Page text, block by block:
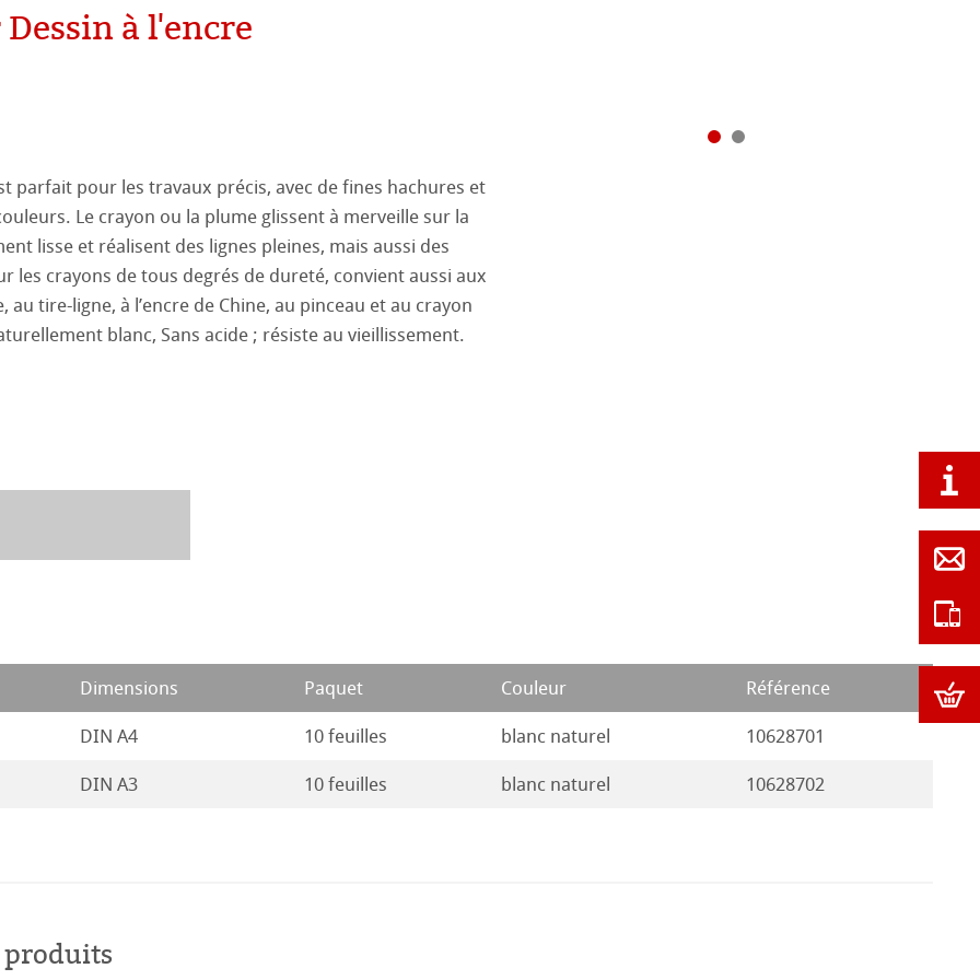
générations
Program
Rag
Arts
Pastel
Aquarelle
au Crayon
Dessin
à l'encre
parfait pour les travaux précis, avec de fines hachures et
Le crayon ou la plume glissent à merveille sur la
lisse et réalisent des lignes pleines, mais aussi des
les crayons de tous degrés de dureté, convient aussi aux
au tire-ligne, à l’encre de Chine, au pinceau et au crayon
blanc, Sans acide ; résiste au vieillissement.
Dimensions Paquet Couleur Référence
DIN A4 10 feuilles blanc naturel 10628701
DIN A3 10 feuilles blanc naturel 10628702
produits